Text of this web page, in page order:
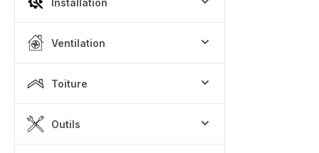
Ventilation
Toiture
Outils